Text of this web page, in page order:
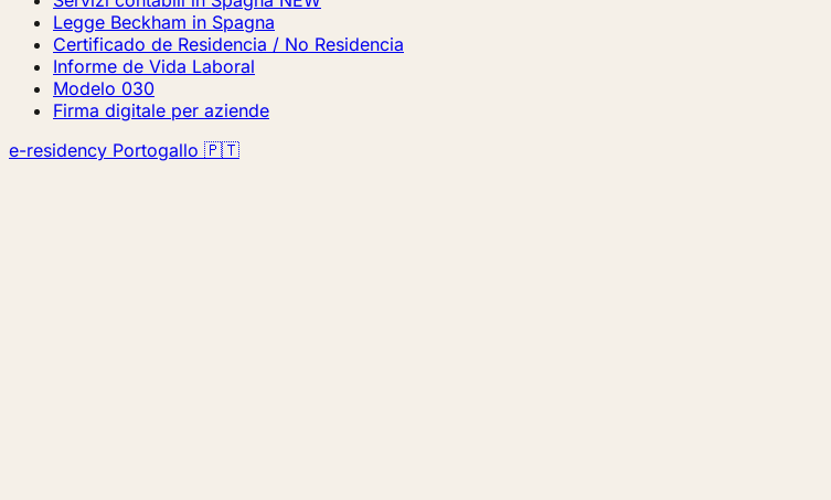
Legge Beckham in Spagna
Certificado de Residencia / No Residencia
Informe de Vida Laboral
Modelo 030
Firma digitale per aziende
e-residency Portogallo 🇵🇹